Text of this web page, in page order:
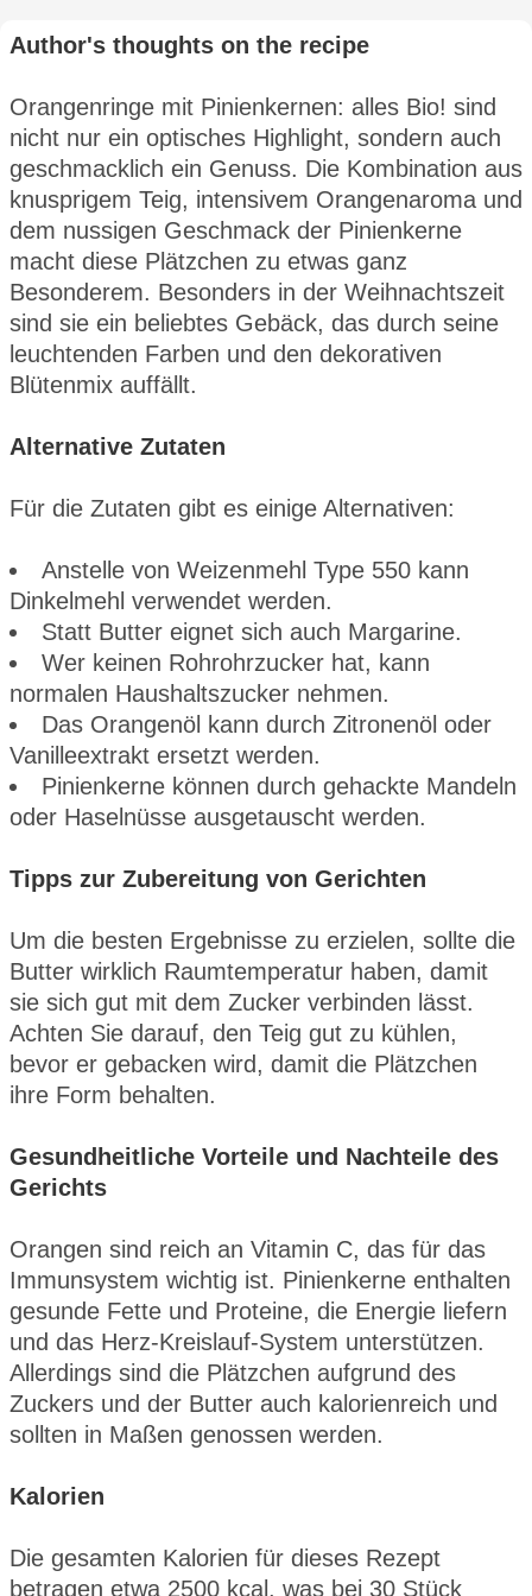
Author's thoughts on the recipe
Orangenringe mit Pinienkernen: alles Bio! sind
nicht nur ein optisches Highlight, sondern auch
geschmacklich ein Genuss. Die Kombination aus
knusprigem Teig, intensivem Orangenaroma und
dem nussigen Geschmack der Pinienkerne
macht diese Plätzchen zu etwas ganz
Besonderem. Besonders in der Weihnachtszeit
sind sie ein beliebtes Gebäck, das durch seine
leuchtenden Farben und den dekorativen
Blütenmix auffällt.
Alternative Zutaten
Für die Zutaten gibt es einige Alternativen:
Anstelle von Weizenmehl Type 550 kann
Dinkelmehl verwendet werden.
Statt Butter eignet sich auch Margarine.
Wer keinen Rohrohrzucker hat, kann
normalen Haushaltszucker nehmen.
Das Orangenöl kann durch Zitronenöl oder
Vanilleextrakt ersetzt werden.
Pinienkerne können durch gehackte Mandeln
oder Haselnüsse ausgetauscht werden.
Tipps zur Zubereitung von Gerichten
Um die besten Ergebnisse zu erzielen, sollte die
Butter wirklich Raumtemperatur haben, damit
sie sich gut mit dem Zucker verbinden lässt.
Achten Sie darauf, den Teig gut zu kühlen,
bevor er gebacken wird, damit die Plätzchen
ihre Form behalten.
Gesundheitliche Vorteile und Nachteile des
Gerichts
Orangen sind reich an Vitamin C, das für das
Immunsystem wichtig ist. Pinienkerne enthalten
gesunde Fette und Proteine, die Energie liefern
und das Herz-Kreislauf-System unterstützen.
Allerdings sind die Plätzchen aufgrund des
Zuckers und der Butter auch kalorienreich und
sollten in Maßen genossen werden.
Kalorien
Die gesamten Kalorien für dieses Rezept
betragen etwa 2500 kcal, was bei 30 Stück